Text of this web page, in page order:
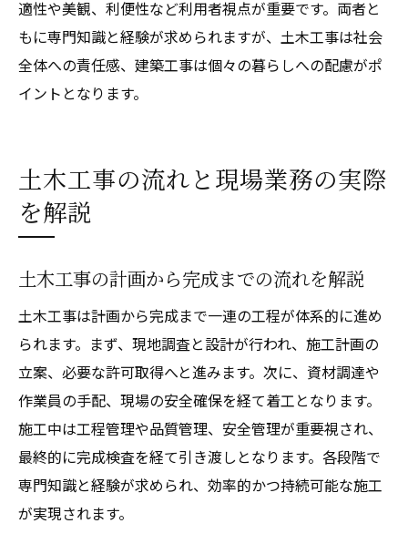
適性や美観、利便性など利用者視点が重要です。両者と
もに専門知識と経験が求められますが、土木工事は社会
全体への責任感、建築工事は個々の暮らしへの配慮がポ
イントとなります。
土木工事の流れと現場業務の実際
を解説
土木工事の計画から完成までの流れを解説
土木工事は計画から完成まで一連の工程が体系的に進め
られます。まず、現地調査と設計が行われ、施工計画の
立案、必要な許可取得へと進みます。次に、資材調達や
作業員の手配、現場の安全確保を経て着工となります。
施工中は工程管理や品質管理、安全管理が重要視され、
最終的に完成検査を経て引き渡しとなります。各段階で
専門知識と経験が求められ、効率的かつ持続可能な施工
が実現されます。